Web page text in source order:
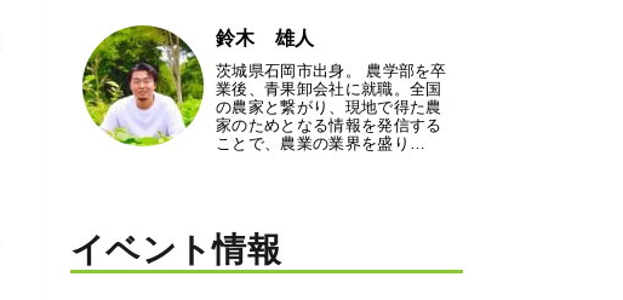
鈴木 雄人
茨城県石岡市出身。 農学部を卒
業後、青果卸会社に就職。全国
の農家と繋がり、現地で得た農
家のためとなる情報を発信する
ことで、農業の業界を盛り…
イベント情報